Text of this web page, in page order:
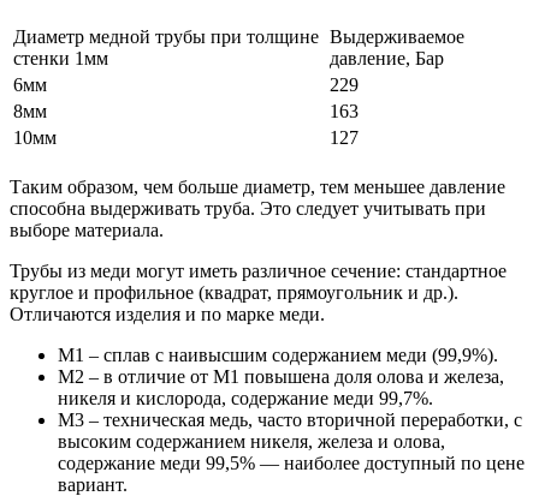
Диаметр медной трубы при толщине
стенки 1мм
Выдерживаемое
давление, Бар
6мм
229
8мм
163
10мм
127
Таким образом, чем больше диаметр, тем меньшее давление
способна выдерживать труба. Это следует учитывать при
выборе материала.
Трубы из меди могут иметь различное сечение: стандартное
круглое и профильное (квадрат, прямоугольник и др.).
Отличаются изделия и по марке меди.
М1 – сплав с наивысшим содержанием меди (99,9%).
М2 – в отличие от М1 повышена доля олова и железа,
никеля и кислорода, содержание меди 99,7%.
М3 – техническая медь, часто вторичной переработки, с
высоким содержанием никеля, железа и олова,
содержание меди 99,5% — наиболее доступный по цене
вариант.